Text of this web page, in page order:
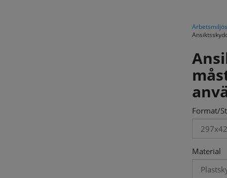
Format/
Material